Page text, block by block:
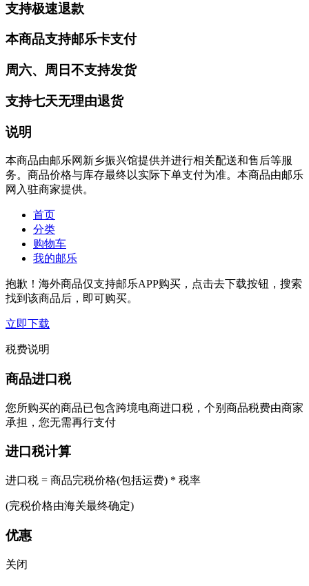
支持极速退款
本商品支持邮乐卡支付
周六、周日不支持发货
支持七天无理由退货
说明
本商品由邮乐网新乡振兴馆提供并进行相关配送和售后等服
务。商品价格与库存最终以实际下单支付为准。本商品由邮乐
网入驻商家提供。
首页
分类
购物车
我的邮乐
抱歉！海外商品仅支持邮乐APP购买，点击去下载按钮，搜索
找到该商品后，即可购买。
立即下载
税费说明
商品进口税
您所购买的商品已包含跨境电商进口税，个别商品税费由商家
承担，您无需再行支付
进口税计算
进口税 = 商品完税价格(包括运费) * 税率
(完税价格由海关最终确定)
优惠
关闭